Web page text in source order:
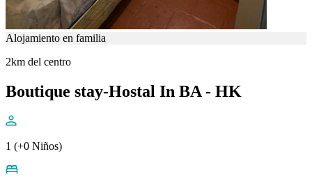
Alojamiento en familia
2km del centro
Boutique stay-Hostal In BA - HK
1 (+0 Niños)